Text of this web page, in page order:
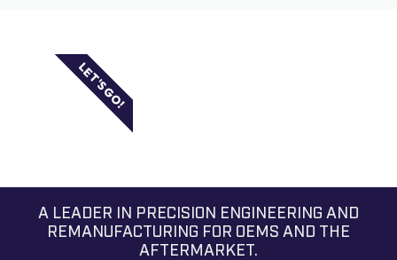
LET'S GO!
A LEADER IN PRECISION ENGINEERING AND
REMANUFACTURING FOR OEMS AND THE
AFTERMARKET.